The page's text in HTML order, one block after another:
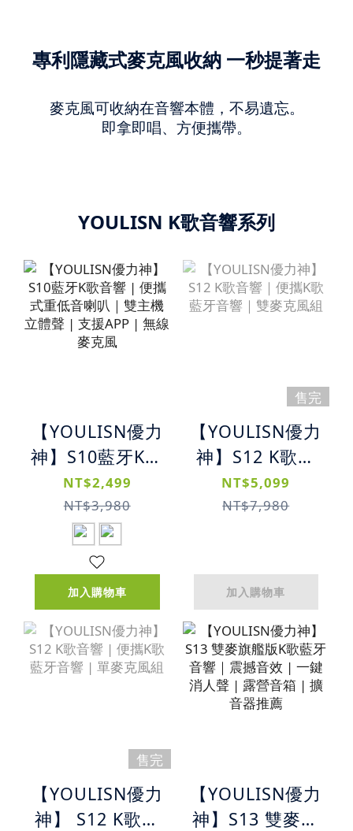
專利隱藏式麥克風收納 一秒提著走
麥克風可收納在音響本體，不易遺忘。
即拿即唱、方便攜帶。
YOULISN K歌音響系列
【YOULISN優力
神】S10藍牙K歌
音響 | 便攜式重
低音喇叭｜雙主
機立體聲 | 支援
APP | 無線麥克
風
NT$2,499
NT$3,980
加入購物車
售完
【YOULISN優力
神】S12 K歌音
響｜便攜K歌藍
牙音響｜雙麥克
NT$5,099
NT$7,980
加入購物車
售完
【YOULISN優力
神】 S12 K歌音
【YOULISN優力
神】S13 雙麥旗